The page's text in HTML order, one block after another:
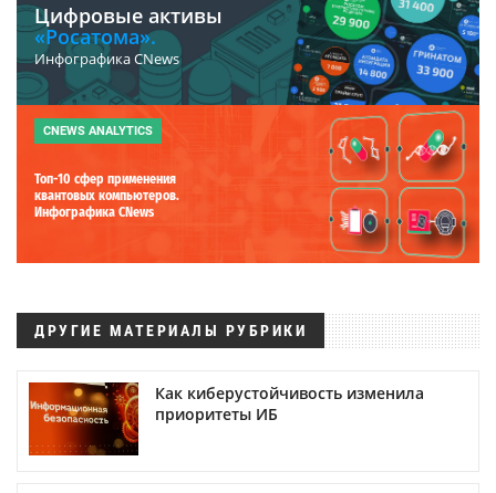
Цифровые активы
«Росатома».
Инфографика CNews
CNEWS ANALYTICS
Топ-10 сфер применения
квантовых компьютеров.
Инфографика CNews
ДРУГИЕ МАТЕРИАЛЫ РУБРИКИ
Как киберустойчивость изменила
приоритеты ИБ